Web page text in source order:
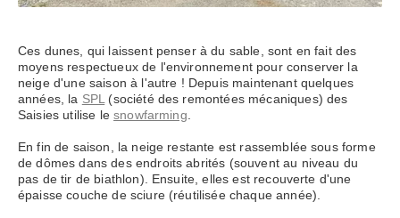
Ces dunes, qui laissent penser à du sable, sont en fait des
moyens respectueux de l'environnement pour conserver la
neige d'une saison à l'autre ! Depuis maintenant quelques
années, la SPL (société des remontées mécaniques) des
Saisies utilise lesnowfarming
En fin de saison, la neige restante est rassemblée sous forme
de dômes dans des endroits abrités (souvent au niveau du
pas de tir de biathlon). Ensuite, elles est recouverte d'une
épaisse couche de sciure (réutilisée chaque année).